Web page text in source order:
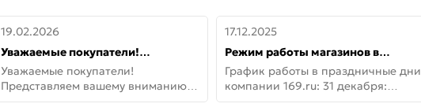
19.02.2026
Уважаемые покупатели!
Представляем вашему вниманию
новинки от Armadillo!
Уважаемые покупатели!
Представляем вашему вниманию
новинки от Armadillo! Новая
17.12.2025
Режим работы магазинов в
праздничные дни с 31 декабря по
11 января
График работы в праздничные дни
компании 169.ru: 31 декабря:
Заказы, самовывоз и доставки —